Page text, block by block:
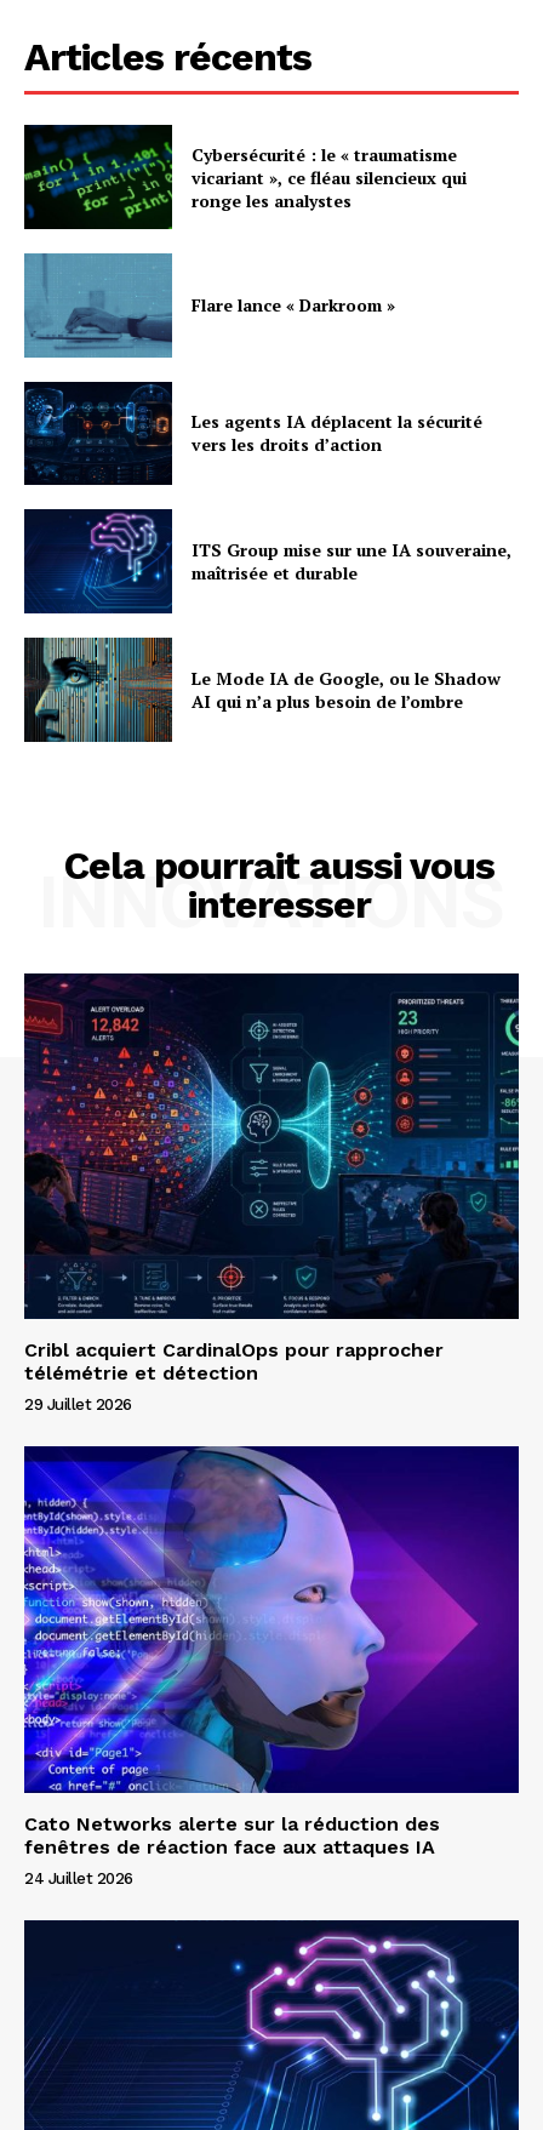
Articles récents
Cybersécurité : le « traumatisme
vicariant », ce fléau silencieux qui
ronge les analystes
Flare lance « Darkroom »
Les agents IA déplacent la sécurité
vers les droits d’action
ITS Group mise sur une IA souveraine,
maîtrisée et durable
Le Mode IA de Google, ou le Shadow
AI qui n’a plus besoin de l’ombre
Cela pourrait aussi vous
interesser
INNOVATIONS
Cribl acquiert CardinalOps pour rapprocher
télémétrie et détection
29 Juillet 2026
Cato Networks alerte sur la réduction des
fenêtres de réaction face aux attaques IA
24 Juillet 2026